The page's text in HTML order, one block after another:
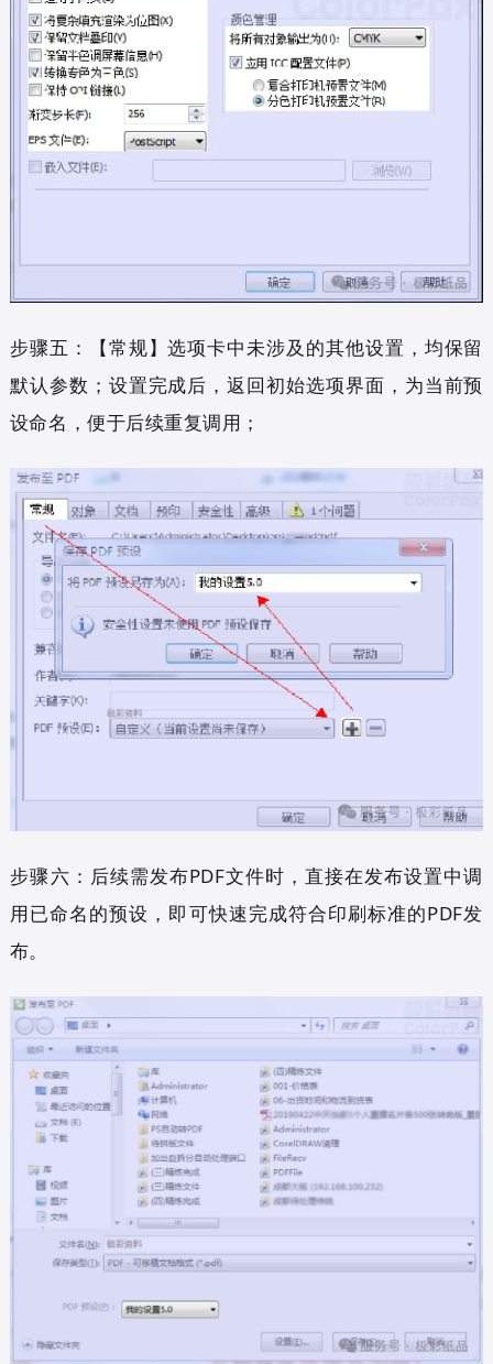
步骤五：【常规】选项卡中未涉及的其他设置，均保留
默认参数；设置完成后，返回初始选项界面，为当前预
设命名，便于后续重复调用；
步骤六：后续需发布PDF文件时，直接在发布设置中调
用已命名的预设，即可快速完成符合印刷标准的PDF发
布。